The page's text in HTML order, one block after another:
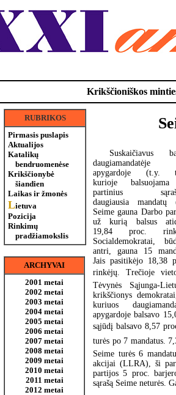
Krikščioniškos
RUBRIKOS
Pirmasis puslapis
Aktualijos
Katalikų
bendruomenėse
Krikščionybė
šiandien
Laikas ir žmonės
Lietuva
Pozicija
Rinkimų
pradžiamokslis
ARCHYVAI
2001 metai
2002 metai
2003 metai
2004 metai
2005 metai
2006 metai
2007 metai
2008 metai
2009 metai
2010 metai
2011 metai
2012 metai
Suskaičiavus
daugiamandatėje
apygardoje (t.y.
kurioje
partinius
daugiausia mandatų
Seime gauna Darbo
už kurią balsus
19,84 proc.
Socialdemokratai,
antri, gauna 15
Jais pasitikėjo 18,38
rinkėjų. Trečioje
Tėvynės Sąjunga-
krikščionys
kuriuos
apygardoje balsavo
sąjūdį balsavo 8,57
turės po 7 mandatus.
Seime turės 6
akcijai (LLRA), ši
partijos 5 proc.
sąrašą Seime neturės.